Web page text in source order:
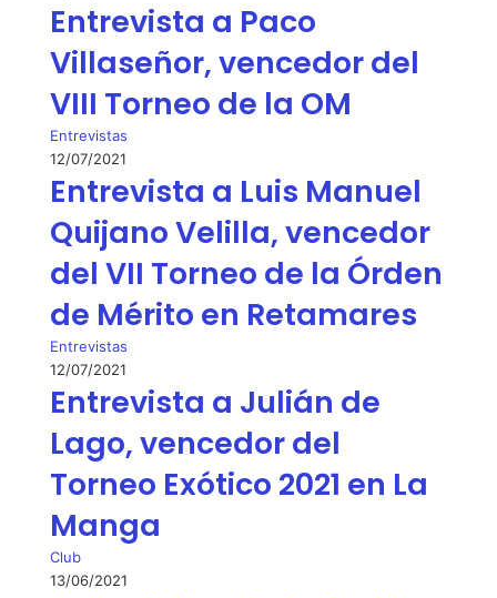
Entrevista a Paco
Villaseñor, vencedor del
VIII Torneo de la OM
Entrevistas
12/07/2021
Entrevista a Luis Manuel
Quijano Velilla, vencedor
del VII Torneo de la Órden
de Mérito en Retamares
Entrevistas
12/07/2021
Entrevista a Julián de
Lago, vencedor del
Torneo Exótico 2021 en La
Manga
Club
13/06/2021